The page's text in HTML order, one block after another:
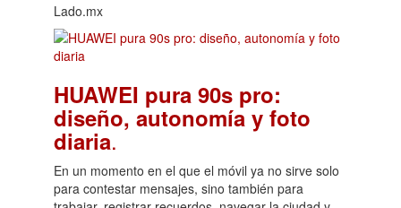
Lado.mx
HUAWEI pura 90s pro:
diseño, autonomía y foto
diaria.
En un momento en el que el móvil ya no sirve solo
para contestar mensajes, sino también para